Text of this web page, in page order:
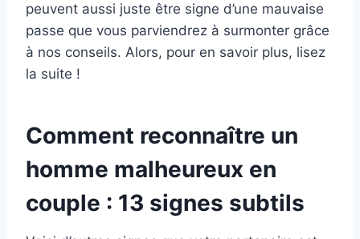
peuvent aussi juste être signe d’une mauvaise
passe que vous parviendrez à surmonter grâce
à nos conseils. Alors, pour en savoir plus, lisez
la suite !
Comment reconnaître un
homme malheureux en
couple : 13 signes subtils